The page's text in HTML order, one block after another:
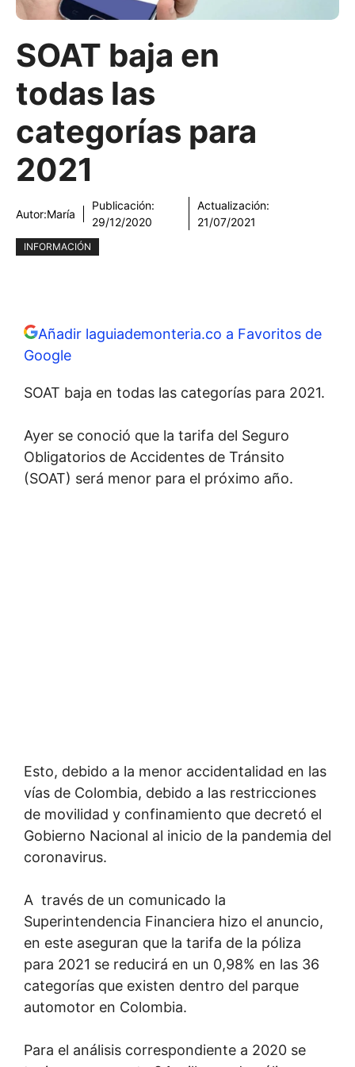
SOAT baja en
todas las
categorías para
2021
Autor:María
Publicación:
29/12/2020
Actualización:
21/07/2021
INFORMACIÓN
Añadir laguiademonteria.co a Favoritos de
Google
SOAT baja en todas las categorías para 2021.
Ayer se conoció que la tarifa del Seguro
Obligatorios de Accidentes de Tránsito
(SOAT) será menor para el próximo año.
Esto, debido a la menor accidentalidad en las
vías de Colombia, debido a las restricciones
de movilidad y confinamiento que decretó el
Gobierno Nacional al inicio de la pandemia del
coronavirus.
A través de un comunicado la
Superintendencia Financiera hizo el anuncio,
en este aseguran que la tarifa de la póliza
para 2021 se reducirá en un 0,98% en las 36
categorías que existen dentro del parque
automotor en Colombia.
Para el análisis correspondiente a 2020 se